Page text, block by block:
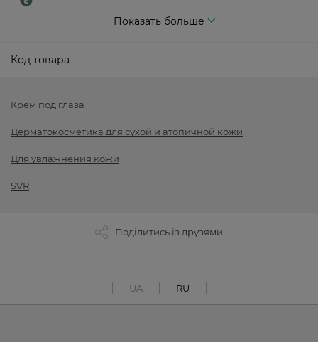
Показать больше
Код товара
Крем под глаза
Дерматокосметика для сухой и атопичной кожи
Для увлажнения кожи
SVR
Поділитись із друзями
UA RU